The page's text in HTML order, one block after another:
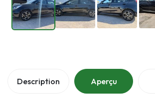
Description Aperçu